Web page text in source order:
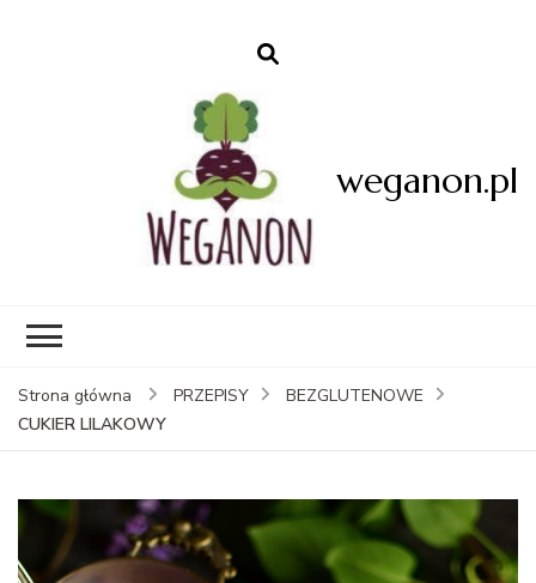
weganon.pl
Strona główna PRZEPISY
BEZGLUTENOWE
CUKIER LILAKOWY